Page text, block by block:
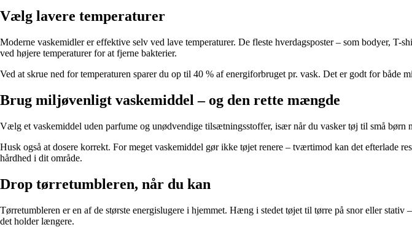
Vælg lavere temperaturer
Moderne vaskemidler er effektive selv ved lave temperaturer. De fleste hverdagsposter – som bodyer,
ved højere temperaturer for at fjerne bakterier.
Ved at skrue ned for temperaturen sparer du op til 40 % af energiforbruget pr. vask. Det er godt for både
Brug miljøvenligt vaskemiddel – og den rette mængde
Vælg et vaskemiddel uden parfume og unødvendige tilsætningsstoffer, især når du vasker tøj til små
Husk også at dosere korrekt. For meget vaskemiddel gør ikke tøjet renere – tværtimod kan det efterlade
hårdhed i dit område.
Drop tørretumbleren, når du kan
Tørretumbleren er en af de største energislugere i hjemmet. Hæng i stedet tøjet til tørre på snor eller
det holder længere.